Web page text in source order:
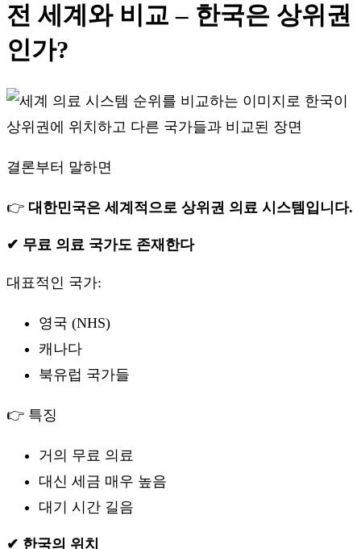
전 세계와 비교 – 한국은 상위권
인가?
결론부터 말하면
👉 대한민국은 세계적으로 상위권 의료 시스템입니다.
✔ 무료 의료 국가도 존재한다
대표적인 국가:
영국 (NHS)
캐나다
북유럽 국가들
👉 특징
거의 무료 의료
대신 세금 매우 높음
대기 시간 길음
✔ 한국의 위치